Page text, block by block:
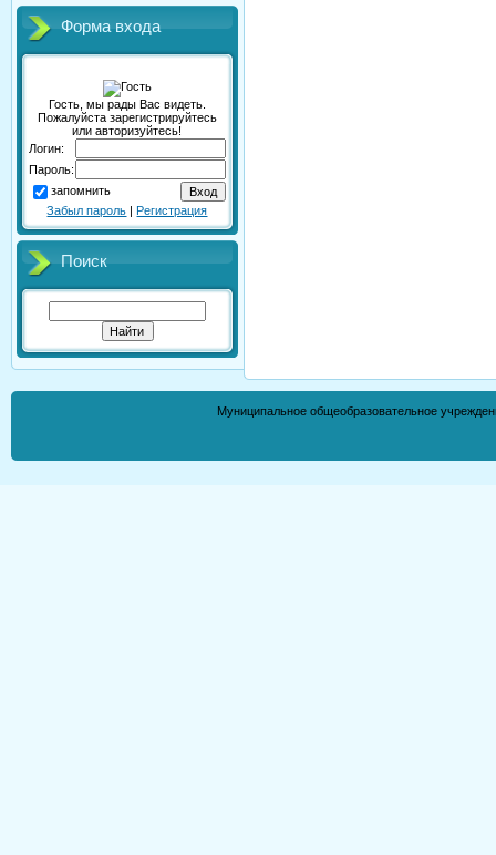
Форма входа
Гость, мы рады Вас видеть.
Пожалуйста зарегистрируйтесь
или авторизуйтесь!
Логин:
Пароль:
запомнить
Забыл пароль |Регистрация
Поиск
Муниципальное общеобразовательное